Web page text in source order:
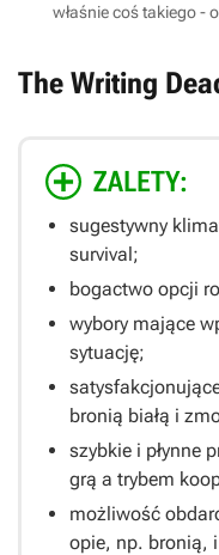
właśnie coś takiego -
The Writing
ZALETY:
sugestywny
survival;
bogactwo opcji
wybory mające
sytuację;
bronią białą i
szybkie i płynne
grą a trybem
możliwość
opie, np. bronią,